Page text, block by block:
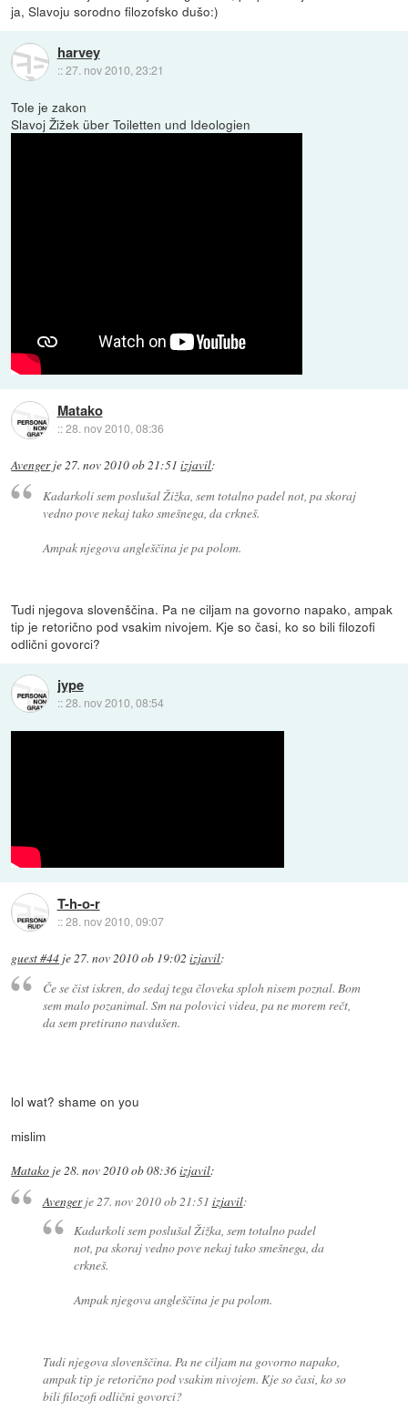
ja, Slavoju sorodno filozofsko dušo:)
harvey
::27. nov 2010, 23:21
Tole je zakon
Slavoj Žižek über Toiletten und Ideologien
Matako
::28. nov 2010, 08:36
Avengerje27. nov 2010 ob 21:51 izjavil:
Kadarkoli sem poslušal Žižka, sem totalno padel not, pa skoraj
vedno pove nekaj tako smešnega, da crkneš.
Ampak njegova angleščina je pa polom.
Tudi njegova slovenščina. Pa ne ciljam na govorno napako, ampak
tip je retorično pod vsakim nivojem. Kje so časi, ko so bili filozofi
odlični govorci?
jype
::28. nov 2010, 08:54
T-h-o-r
::28. nov 2010, 09:07
guest #44 je 27. nov 2010 ob 19:02 izjavil:
Če se čist iskren, do sedaj tega človeka sploh nisem poznal. Bom
sem malo pozanimal. Sm na polovici videa, pa ne morem rečt,
da sem pretirano navdušen.
lol wat? shame on you
mislim
Matako je28. nov 2010 ob 08:36izjavil:
Avengerje 27. nov 2010 ob 21:51 izjavil:
Kadarkoli sem poslušal Žižka, sem totalno padel
not, pa skoraj vedno pove nekaj tako smešnega, da
crkneš.
Ampak njegova angleščina je pa polom.
Tudi njegova slovenščina. Pa ne ciljam na govorno napako,
ampak tip je retorično pod vsakim nivojem. Kje so časi, ko so
bili filozofi odlični govorci?